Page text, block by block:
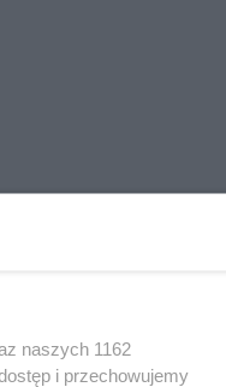
naszych 1162
i przechowujemy